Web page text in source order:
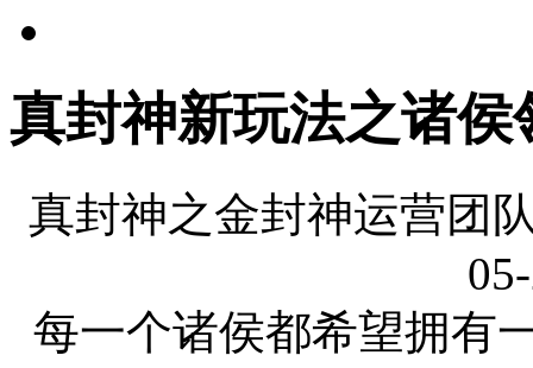
真封神新玩法之诸侯
真封神之金封神运营团
每一个诸侯都希望拥有